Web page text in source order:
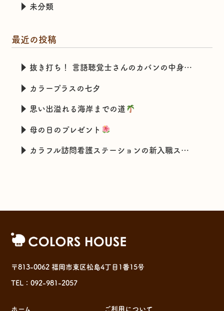
未分類
最近の投稿
抜き打ち！ 言語聴覚士さんのカバンの中身チェック
カラープラスの七夕
思い出溢れる海岸までの道
母の日のプレゼント
カラフル訪問看護ステーションの新入職スタッフの特技とは・・・
〒813-0062 福岡市東区松島4丁目1番15号
TEL：092-981-2057
ホーム ご利用について